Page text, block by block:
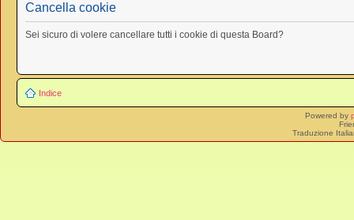
Cancella cookie
Sei sicuro di volere cancellare tutti i cookie di questa Board?
Indice
Powered by
Traduzione